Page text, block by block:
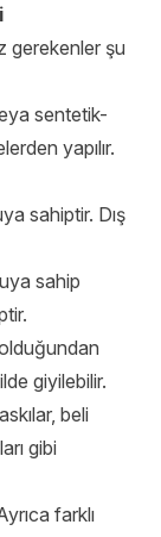
gerekenler şu
sentetik-
yapılır.
sahiptir. Dış
sahip
giyilebilir.
beli
gibi
farklı